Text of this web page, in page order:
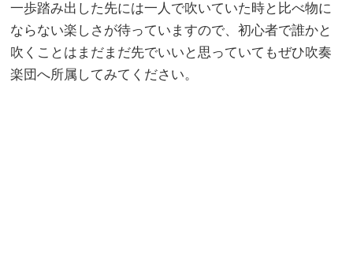
一歩踏み出した先には一人で吹いていた時と比べ物に
ならない楽しさが待っていますので、初心者で誰かと
吹くことはまだまだ先でいいと思っていてもぜひ吹奏
楽団へ所属してみてください。